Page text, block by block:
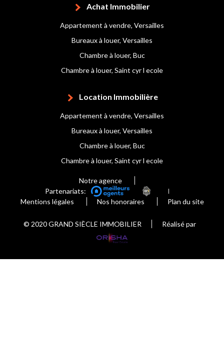
Achat Immobilier
Appartement à vendre, Versailles
Bureaux à louer, Versailles
Chambre à louer, Buc
Chambre à louer, Saint cyr l ecole
Location Immobilière
Appartement à vendre, Versailles
Bureaux à louer, Versailles
Chambre à louer, Buc
Chambre à louer, Saint cyr l ecole
Notre agence
Partenariats:
Mentions légales
Nos honoraires Plan du site
© 2020 GRAND SIÈCLE IMMOBILIER Réalisé par